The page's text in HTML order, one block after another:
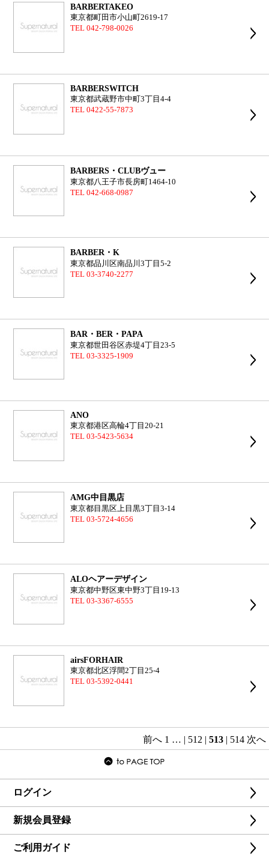
BARBERTAKEO
東京都町田市小山町2619-17
TEL 042-798-0026
BARBERSWITCH
東京都武蔵野市中町3丁目4-4
TEL 0422-55-7873
BARBERS・CLUBヴュー
東京都八王子市長房町1464-10
TEL 042-668-0987
BARBER・K
東京都品川区南品川3丁目5-2
TEL 03-3740-2277
BAR・BER・PAPA
東京都世田谷区赤堤4丁目23-5
TEL 03-3325-1909
ANO
東京都港区高輪4丁目20-21
TEL 03-5423-5634
AMG中目黒店
東京都目黒区上目黒3丁目3-14
TEL 03-5724-4656
ALOヘアーデザイン
東京都中野区東中野3丁目19-13
TEL 03-3367-6555
airsFORHAIR
東京都北区浮間2丁目25-4
TEL 03-5392-0441
前へ 1 … | 512 | 513 | 514 次へ
ログイン
新規会員登録
ご利用ガイド